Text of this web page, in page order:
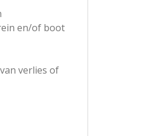
en/of boot
verlies of